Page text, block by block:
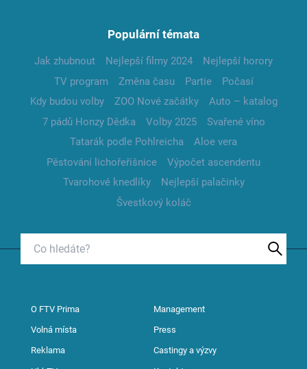
Populární témata
Jak zhubnout Nejlepší filmy 2024
Nejlepší horory
TV program
Změna času Partie
Počasí
Kdy budou volby
ZOO Nové začátky
Auto – katalog
7 pádů Honzy Dědka
Volby 2025
Svařené víno
Tatarák podle Pohlreicha
Aloe vera
Pěstování lichořeřišnice
Výpočet ascendentu
Tvarohové knedlíky
Nejlepší palačinky
Švestkový koláč
O FTV Prima Management
Volná místa Press
Reklama Castingy a výzvy